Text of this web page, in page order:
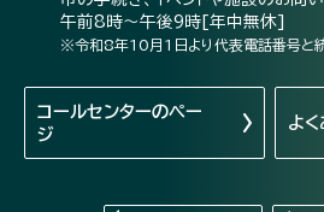
午前8時～午後9時[年中無休]
※令和8年10月1日より代表電話番号と統
コールセンターのペー
ジ
よく